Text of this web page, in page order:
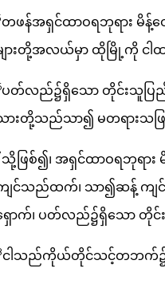
တဖန်အရှင်ထာဝရဘုရား မိ
ျားတို့အလယ်မှာ ထိုမြို့ကို ငါထ
ပတ်လည်၌ရှိသော တိုင်းသူပြ
ားတို့သည်သာ၍ မတရားသဖ
သို့ဖြစ်၍၊ အရှင်ထာဝရဘုရ
ျင်သည်ထက်၊ သာ၍ဆန့် ကျင်
ောက်၊ ပတ်လည်၌ရှိသော တိုင်
ငါသည်ကိုယ်တိုင်သင့်တဘက်၌ န